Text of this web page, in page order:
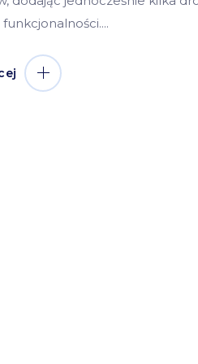
funkcjonalności.